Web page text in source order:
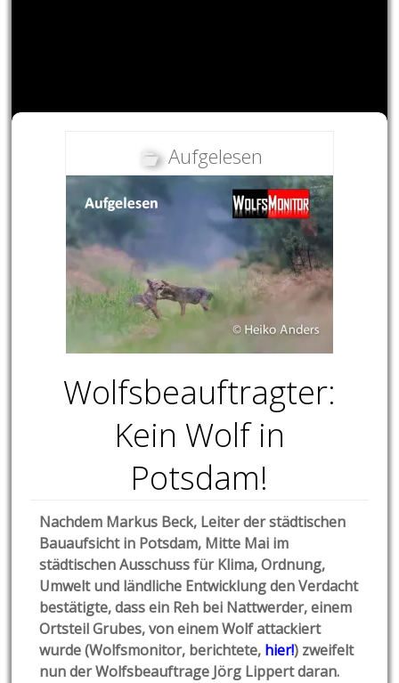
Aufgelesen
Wolfsbeauftragter:
Kein Wolf in
Potsdam!
Nachdem Markus Beck, Leiter der städtischen
Bauaufsicht in Potsdam, Mitte Mai im
städtischen Ausschuss für Klima, Ordnung,
Umwelt und ländliche Entwicklung den Verdacht
bestätigte, dass ein Reh bei Nattwerder, einem
Ortsteil Grubes, von einem Wolf attackiert
wurde (Wolfsmonitor, berichtete, hier!) zweifelt
nun der Wolfsbeauftrage Jörg Lippert daran.